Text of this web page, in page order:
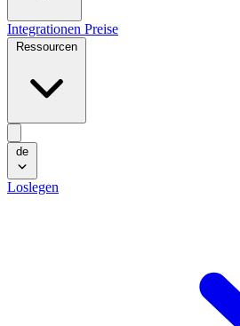
Integrationen Preise
de
Loslegen